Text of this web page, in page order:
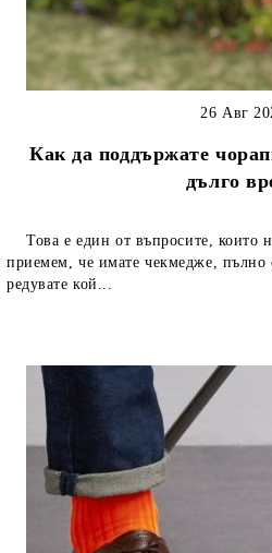
Как да поддържате
дълго
26 Авг
Това е един от въпросите, които
приемем, че имате чекмедже, пълно
редувате кой...